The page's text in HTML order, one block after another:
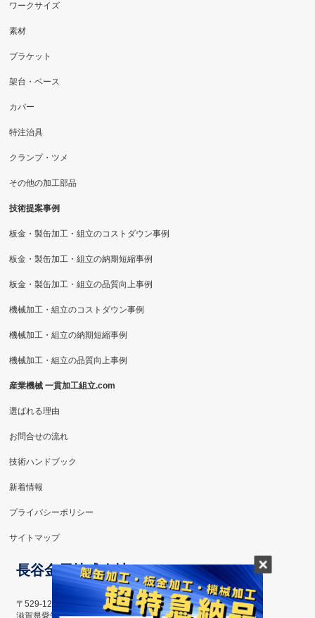
ワークサイズ
素材
ブラケット
架台・ベース
カバー
特注治具
クランプ・ツメ
その他の加工部品
技術提案事例
板金・製缶加工・組立のコストダウン事例
板金・製缶加工・組立の納期短縮事例
板金・製缶加工・組立の品質向上事例
機械加工・組立のコストダウン事例
機械加工・組立の納期短縮事例
機械加工・組立の品質向上事例
産業機械 一貫加工組立.com
選ばれる理由
お問合せの流れ
技術ハンドブック
新着情報
プライバシーポリシー
サイトマップ
長谷金属株式会社
〒529-1223